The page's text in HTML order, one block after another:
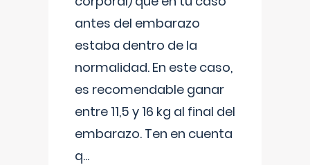
antes del embarazo
estaba dentro de la
normalidad. En este caso,
es recomendable ganar
entre 11,5 y 16 kg al final del
embarazo. Ten en cuenta
q...